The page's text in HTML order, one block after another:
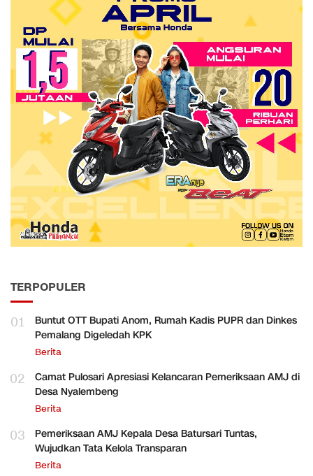
TERPOPULER
01
Buntut OTT Bupati Anom, Rumah Kadis PUPR dan Dinkes
Pemalang Digeledah KPK
Berita
02
Camat Pulosari Apresiasi Kelancaran Pemeriksaan AMJ di
Desa Nyalembeng
Berita
03
Pemeriksaan AMJ Kepala Desa Batursari Tuntas,
Wujudkan Tata Kelola Transparan
Berita